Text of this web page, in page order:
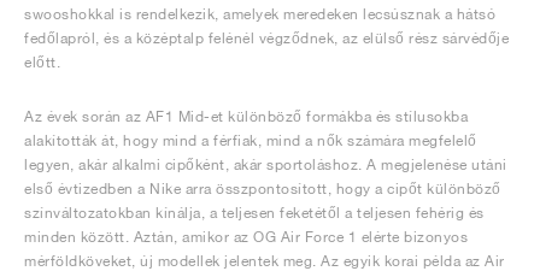
swooshokkal is rendelkezik, amelyek meredeken lecsúsznak a hátsó
fedőlapról, és a középtalp felénél végződnek, az elülső rész sárvédője
előtt.
Az évek során az AF1 Mid-et különböző formákba és stílusokba
alakították át, hogy mind a férfiak, mind a nők számára megfelelő
legyen, akár alkalmi cipőként, akár sportoláshoz. A megjelenése utáni
első évtizedben a Nike arra összpontosított, hogy a cipőt különböző
színváltozatokban kínálja, a teljesen feketétől a teljesen fehérig és
minden között. Aztán, amikor az OG Air Force 1 elérte bizonyos
mérföldköveket, új modellek jelentek meg. Az egyik korai példa az Air